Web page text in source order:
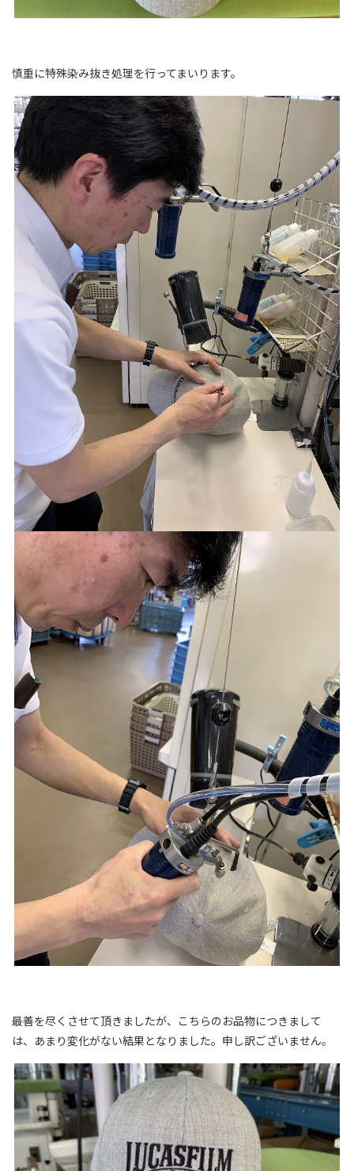
慎重に特殊染み抜き処理を行ってまいります。
最善を尽くさせて頂きましたが、こちらのお品物につきまして
は、あまり変化がない結果となりました。申し訳ございません。